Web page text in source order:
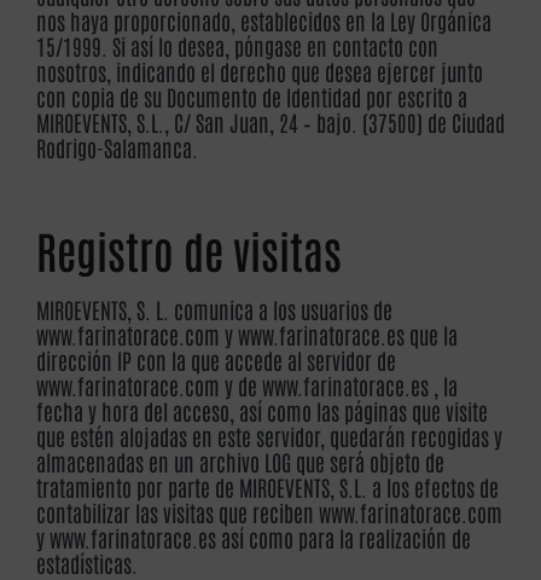
nos haya proporcionado, establecidos en la Ley Orgánica
15/1999. Si así lo desea, póngase en contacto con
nosotros, indicando el derecho que desea ejercer junto
con copia de su Documento de Identidad por escrito a
MIROEVENTS, S.L., C/ San Juan, 24 – bajo. (37500) de Ciudad
Rodrigo-Salamanca.
Registro de visitas
MIROEVENTS, S. L. comunica a los usuarios de
www.farinatorace.com y www.farinatorace.es que la
dirección IP con la que accede al servidor de
www.farinatorace.com y de www.farinatorace.es , la
fecha y hora del acceso, así como las páginas que visite
que estén alojadas en este servidor, quedarán recogidas y
almacenadas en un archivo LOG que será objeto de
tratamiento por parte de MIROEVENTS, S.L. a los efectos de
contabilizar las visitas que reciben www.farinatorace.com
y www.farinatorace.es así como para la realización de
estadísticas.